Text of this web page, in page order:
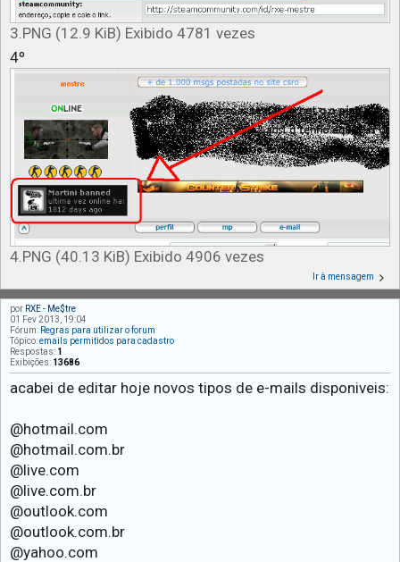
3.PNG (12.9 KiB) Exibido 4781 vezes
4º
4.PNG (40.13 KiB) Exibido 4906 vezes
Ir à mensagem
por RXE - Me$tre
01 Fev 2013, 19:04
Fórum: Regras para utilizar o forum
Tópico:emails permitidos para cadastro
Respostas: 1
Exibições: 13686
acabei de editar hoje novos tipos de e-mails disponiveis:
@hotmail.com
@hotmail.com.br
@live.com
@live.com.br
@outlook.com
@outlook.com.br
@yahoo.com